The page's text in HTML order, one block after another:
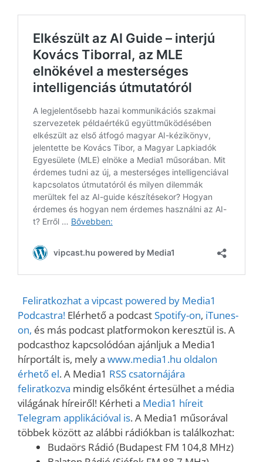
Feliratkozhat a vipcast powered by Media1
Podcastra! Elérhető a podcastSpotify-on, iTunes-
on, és más podcast platformokon keresztül is. A
podcasthoz kapcsolódóan ajánljuk a Media1
hírportált is, mely a www.media1.hu oldalon
érhető el. A Media1 RSS csatornájára
feliratkozva mindig elsőként értesülhet a média
világának híreiről! Kérheti a Media1 híreit
Telegram applikációval is. A Media1 műsorával
többek között az alábbi rádiókban is találkozhat:
Budaörs Rádió (Budapest FM 104,8 MHz)